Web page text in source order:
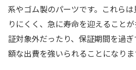
系やゴム製のパーツです。これら
りにくく、急に寿命を迎えること
証対象外だったり、保証期間を過
額な出費を強いられることになりま